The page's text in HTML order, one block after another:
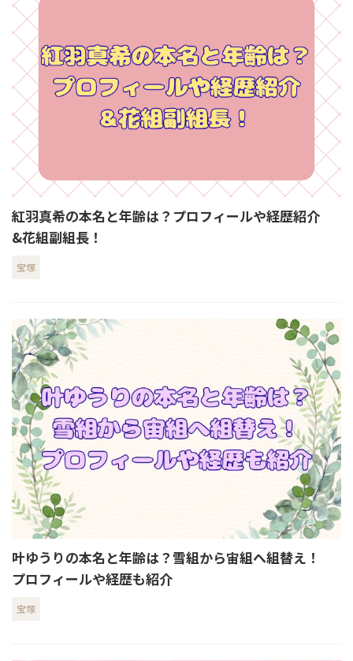
紅羽真希の本名と年齢は？プロフィールや経歴紹介
&花組副組長！
宝塚
叶ゆうりの本名と年齢は？雪組から宙組へ組替え！
プロフィールや経歴も紹介
宝塚